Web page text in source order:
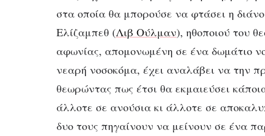
στα οποία θα μπορούσε να φτάσει η
Ελίζαμπεθ (Λιβ Ούλμαν), ηθοποιού του
αφωνίας, απομονωμένη σε ένα δωμάτιο
νεαρή νοσοκόμα, έχει αναλάβει να την
θεωρώντας πως έτσι θα εκμαιεύσει
άλλοτε σε ανούσια κι άλλοτε σε
δυο τους πηγαίνουν να μείνουν σε ένα